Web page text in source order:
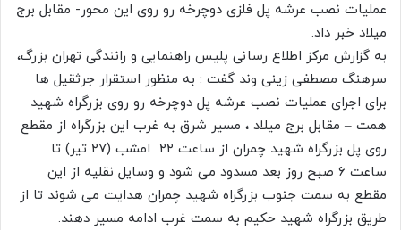
عملیات نصب عرشه پل فلزی دوچرخه رو روی این محور- مقابل برج
میلاد خبر داد.
به گزارش مرکز اطلاع رسانی پلیس راهنمایی و رانندگی تهران بزرگ،
سرهنگ مصطفی زینی وند گفت : به منظور استقرار جرثقیل ها
برای اجرای عملیات نصب عرشه پل دوچرخه رو روی بزرگراه شهید
همت – مقابل برج میلاد ، مسیر شرق به غرب این بزرگراه از مقطع
روی پل بزرگراه شهید چمران از ساعت ۲۲ امشب (۲۷ تیر) تا
ساعت ۶ صبح روز بعد مسدود می شود و وسایل نقلیه از این
مقطع به سمت جنوب بزرگراه شهید چمران هدایت می شوند تا از
طریق بزرگراه شهید حکیم به سمت غرب ادامه مسیر دهند.